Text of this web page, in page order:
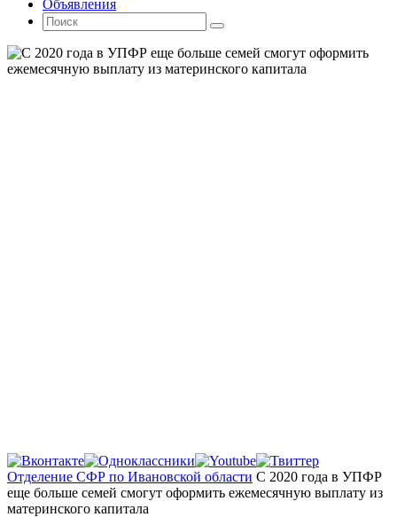
Объявления
Поиск
Искать:
Поиск
Главная
Отделение СФР по Ивановской области С 2020 года в УПФР
еще больше семей смогут оформить ежемесячную выплату из
материнского капитала